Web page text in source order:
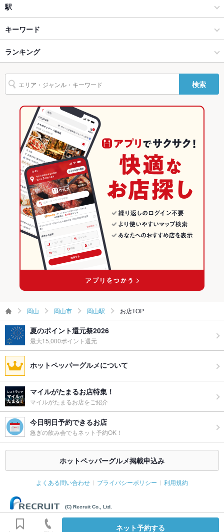
Wi-Fi
バリアフリ
ー
駐車場
TV・プロジ
ェクタ
英語メニュ
あり
その他設備 －
その他
飲み放題 あり ：各種飲み放題付きコースご用意しております。
食べ放題 あり
カクテル充実、焼酎充実、日本酒充実、ワイン充実
お子様連れ お子様連れOK ：ご家族でもお食事可能です。
ー二次会
歓迎 ※ご相談ください。
※22-翌5時まで深夜料金徴収(会計の10%)
創作
岡山市 × 居酒屋
岡山市 × 創作
岡山駅 × 居酒屋
岡山駅 × 創作
ダイニングバー・バル
洋・和洋・各国料理・その他
岡山市 × ダイニングバー・バル
岡山市 × 洋・和洋・各国料理・その他
岡山駅 × ダイニングバー・バル
岡山駅 × 洋・和洋・各国料理・その他
岡山駅
岡山駅 × 居酒屋
岡山駅 × 創作
岡山駅 × ダイニングバー・バル
岡山駅 × 洋・和洋・各国料理・その他
岡山 × 居酒屋
岡山 × 創作
岡山 × ダイニングバー・バル
岡山 × 洋・和洋・各国料理・その他
駅
岡山駅
キーワード
からあげ
ピザ 餃子 ケーキ パフェ 味噌ラーメン
ランキング
岡山のグルメランキング
岡山の居酒屋ランキング
岡山市のグルメランキング
岡山市の居酒屋ランキング
岡山駅のグルメランキング
岡山駅の居酒屋ランキング
検索
岡山 岡山市 岡山駅 お店TOP
夏のポイント還元祭2026
最大15,000ポイント還元
ホットペッパーグルメについて
マイルがたまるお店特集！
マイルがたまるお店をご紹介
今日明日予約できるお店
急ぎの飲み会でもネット予約OK！
ホットペッパーグルメ掲載申込み
よくある問い合わせ プライバシーポリシー 利用規約
(C) Recruit Co., Ltd.
ネット予約する